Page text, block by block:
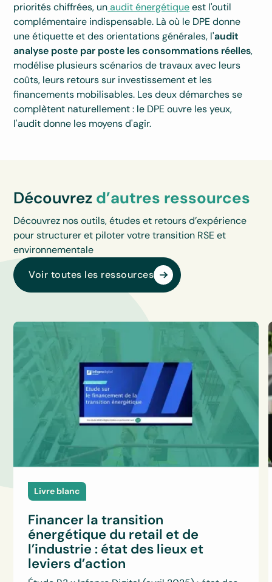
priorités chiffrées, unaudit énergétiqueest l'outil
complémentaire indispensable. Là où le DPE donne
une étiquette et des orientations générales, l'audit
analyse poste par poste les consommations réelles,
modélise plusieurs scénarios de travaux avec leurs
coûts, leurs retours sur investissement et les
financements mobilisables. Les deux démarches se
complètent naturellement : le DPE ouvre les yeux,
l'audit donne les moyens d'agir.
Découvrez d’autres ressources
Découvrez nos outils, études et retours d’expérience
pour structurer et piloter votre transition RSE et
environnementale
Voir toutes les ressources
Livre blanc
Financer la transition
énergétique du retail et de
l’industrie : état des lieux et
leviers d’action